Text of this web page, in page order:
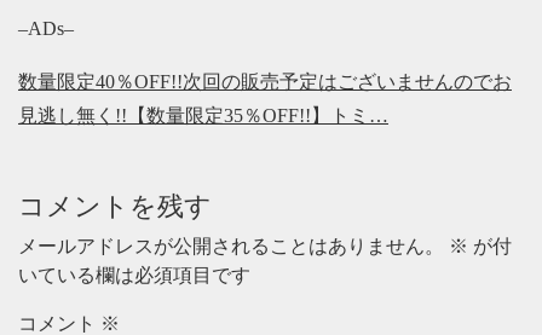
–ADs–
数量限定40％OFF!!次回の販売予定はございませんのでお
見逃し無く!!【数量限定35％OFF!!】トミ…
コメントを残す
メールアドレスが公開されることはありません。 ※ が付
いている欄は必須項目です
コメント ※